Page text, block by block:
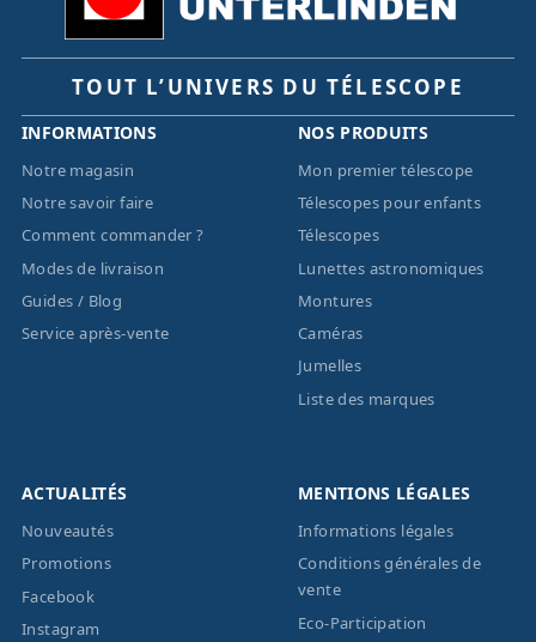
TOUT L’UNIVERS DU TÉLESCOPE
INFORMATIONS
Notre magasin
Notre savoir faire
Comment commander ?
Modes de livraison
Guides / Blog
Service après-vente
NOS PRODUITS
Mon premier télescope
Télescopes pour enfants
Télescopes
Lunettes astronomiques
Montures
Caméras
Jumelles
Liste des marques
ACTUALITÉS
Nouveautés
Promotions
Facebook
Instagram
MENTIONS LÉGALES
Informations légales
Conditions générales de
vente
Eco-Participation